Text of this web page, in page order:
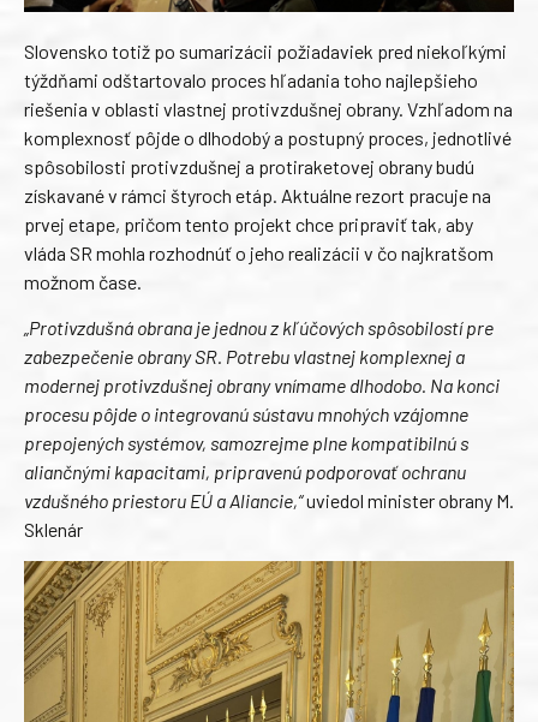
Slovensko totiž po sumarizácii požiadaviek pred niekoľkými
týždňami odštartovalo proces hľadania toho najlepšieho
riešenia v oblasti vlastnej protivzdušnej obrany. Vzhľadom na
komplexnosť pôjde o dlhodobý a postupný proces, jednotlivé
spôsobilosti protivzdušnej a protiraketovej obrany budú
získavané v rámci štyroch etáp. Aktuálne rezort pracuje na
prvej etape, pričom tento projekt chce pripraviť tak, aby
vláda SR mohla rozhodnúť o jeho realizácii v čo najkratšom
možnom čase.
„Protivzdušná obrana je jednou z kľúčových spôsobilostí pre
zabezpečenie obrany SR. Potrebu vlastnej komplexnej a
modernej protivzdušnej obrany vnímame dlhodobo. Na konci
procesu pôjde o integrovanú sústavu mnohých vzájomne
prepojených systémov, samozrejme plne kompatibilnú s
aliančnými kapacitami, pripravenú podporovať ochranu
vzdušného priestoru EÚ a Aliancie,“uviedol minister obrany M.
Sklenár